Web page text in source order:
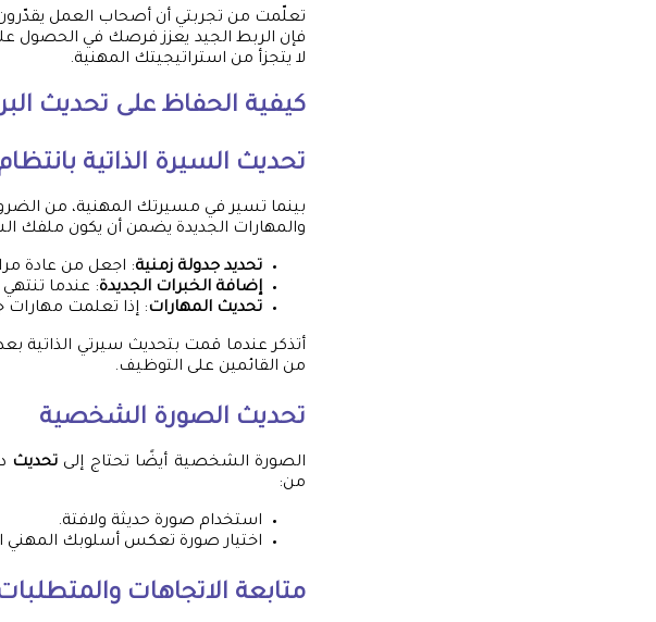
تعلّمت من تجربتي أن أصحاب العمل
فإن الربط الجيد يعزز فرصك في الحصول
لا يتجزأ من استراتيجيتك المهنية.
كيفية الحفاظ على تحديث
تحديث السيرة الذاتية
بينما تسير في مسيرتك المهنية، من
والمهارات الجديدة يضمن أن يكون ملفك
تحديد جدولة زمنية: اجعل من عادة
إضافة الخبرات الجديدة: عندما
تحديث المهارات: إذا تعلمت
أتذكر عندما قمت بتحديث سيرتي الذاتية
من القائمين على التوظيف.
تحديث الصورة الشخصية
الصورة الشخصية أيضًا تحتاج إلى تحديث
من:
استخدام صورة حديثة ولافتة.
اختيار صورة تعكس أسلوبك المهني
متابعة الاتجاهات